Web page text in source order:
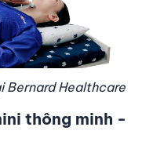
Bernard Healthcare
thông minh -